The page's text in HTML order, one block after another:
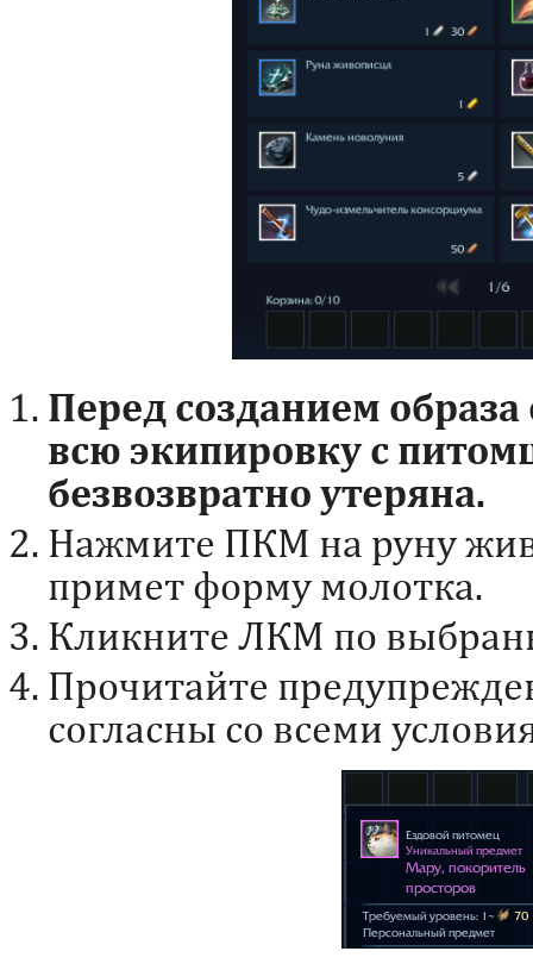
Перед созданием
всю экипировку с
безвозвратно утеряна.
Нажмите ПКМ на руну
примет форму молотка.
Кликните ЛКМ по
Прочитайте
согласны со всеми